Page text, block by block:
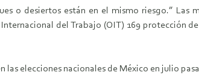
o desiertos están en el mismo riesgo.”
del Trabajo (OIT) 169 protección
elecciones nacionales de México en julio